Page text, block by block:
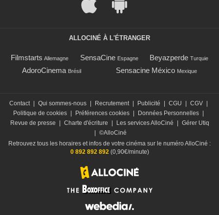
ALLOCINÉ À L'ÉTRANGER
Filmstarts Allemagne SensaCine Espagne Beyazperde Turquie
AdoroCinema Brésil Sensacine México Mexique
Contact Qui sommes-nous Recrutement Publicité CGU CGV
Politique de cookies
Préférences cookies Données Personnelles
Revue de presse
Charte d'écriture Les services AlloCiné
Gérer Utiq
©AlloCiné
Retrouvez tous les horaires et infos de votre cinéma sur le numéro AlloCiné :
0 892 892 892(0,90€/minute)